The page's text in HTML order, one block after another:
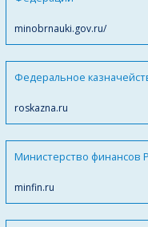
minobrnauki.gov.ru/
Федеральное
roskazna.ru
Министерство финансов
minfin.ru